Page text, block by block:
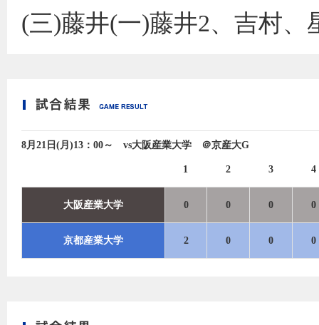
(三)藤井(一)藤井2、吉村、
8月21日(月)13：00～ vs大阪産業大学 ＠京産大G
1 2 3 4
大阪産業大学 0 0 0 0
京都産業大学 2 0 0 0